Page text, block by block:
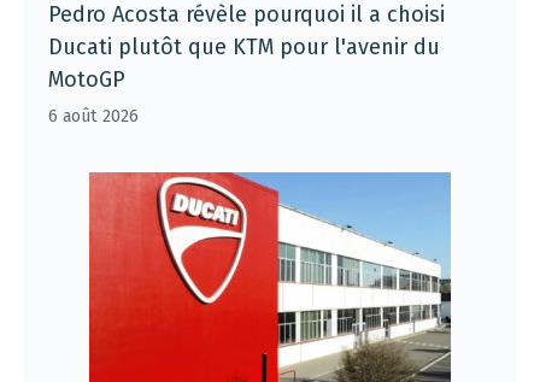
Pedro Acosta révèle pourquoi il a choisi
Ducati plutôt que KTM pour l'avenir du
MotoGP
6 août 2026